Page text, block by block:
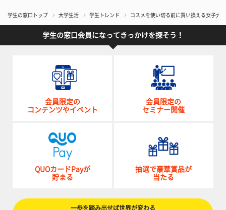
学生の窓口トップ 大学生活 学生トレンド コスメを使い切る前に買い換える女子大
学生の窓口会員になってきっかけを探そう！
会員限定の
コンテンツやイベント
会員限定の
セミナー開催
QUOカードPayが
貯まる
抽選で豪華賞品が
当たる
一歩を踏み出せば世界が変わる